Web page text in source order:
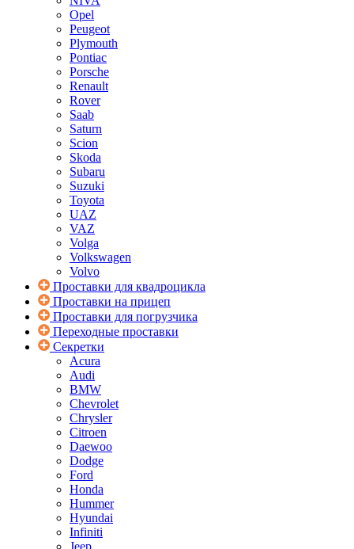
Opel
Peugeot
Plymouth
Pontiac
Porsche
Renault
Rover
Saab
Saturn
Scion
Skoda
Subaru
Suzuki
Toyota
UAZ
VAZ
Volga
Volkswagen
Volvo
Проставки для квадроцикла
Проставки на прицеп
Проставки для погрузчика
Переходные проставки
Секретки
Acura
Audi
BMW
Chevrolet
Chrysler
Citroen
Daewoo
Dodge
Ford
Honda
Hummer
Hyundai
Infiniti